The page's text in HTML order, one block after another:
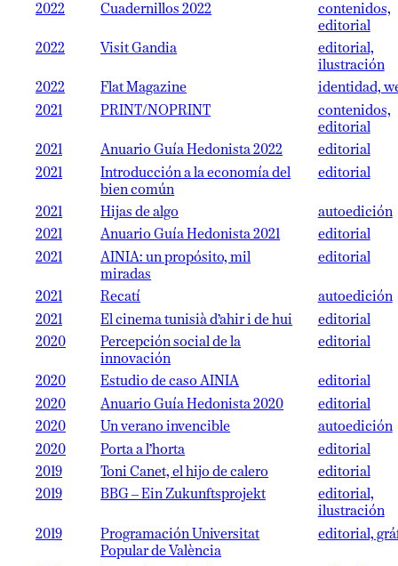
2022 Cuadernillos 2022
contenidos,
editorial
2022
Visit Gandia
editorial,
ilustración
2022
Flat Magazine
identidad,
2021
PRINT/NOPRINT
contenidos,
editorial
2021
Anuario Guía Hedonista 2022
editorial
2021
Introducción a la economía del
bien común
editorial
2021 Hijas de algo
autoedición
2021
Anuario Guía Hedonista 2021
editorial
2021
AINIA: un propósito, mil
miradas
editorial
2021 Recatí
autoedición
2021
El cinema tunisià d’ahir i de hui
editorial
2020
Percepción social de la
innovación
editorial
2020 Estudio de caso AINIA
editorial
2020
Anuario Guía Hedonista 2020
editorial
2020
Un verano invencible
autoedición
2020
Porta a l’horta
editorial
2019
Toni Canet, el hijo de calero
editorial
2019
BBG – Ein Zukunftsprojekt
editorial,
ilustración
2019
Programación Universitat
Popular de València
editorial,